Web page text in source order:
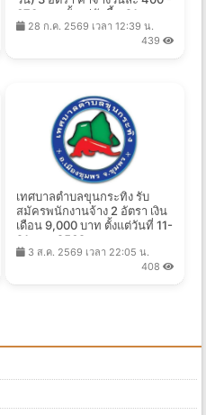
670 บาท ตั้งแต่บัดนี้ - 21 ส.ค.
2569
28 ก.ค. 2569 เวลา 12:39 น.
439
เทศบาลตำบลขุนกระทิง รับ
สมัครพนักงานจ้าง 2 อัตรา เงิน
เดือน 9,000 บาท ตั้งแต่วันที่ 11-
21 ส.ค. 2569
3 ส.ค. 2569 เวลา 22:05 น.
408